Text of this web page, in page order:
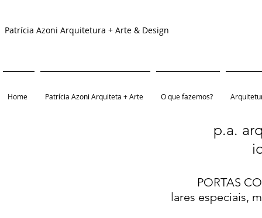
Patrícia Azoni Arquitetura + Arte & Design
Home Patrícia Azoni Arquiteta + Arte O que fazemos?
p.a.
PORTAS
lares especiais,